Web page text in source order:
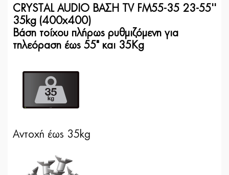
CRYSTAL AUDIO ΒΑΣΗ TV FM55-35 23-55''
35kg (400x400)
Βάση τοίχου πλήρως ρυθμιζόμενη για
τηλεόραση έως 55" και 35Kg
Αντοχή έως 35kg